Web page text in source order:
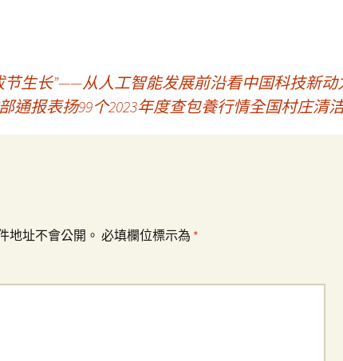
生长”——从人工智能发展前沿看中国科技新动
通报表扬99个2023年度查包養行情全国村庄清
地址不會公開。 必填欄位標示為 *